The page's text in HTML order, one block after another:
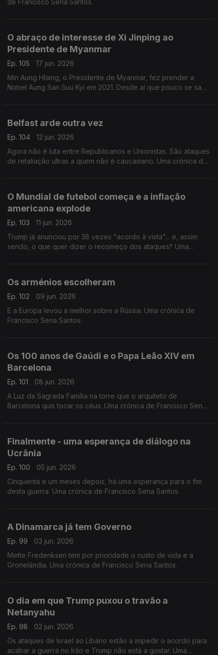
de Francisco Sena Santos.
O abraço de interesse de Xi Jinping ao
Presidente de Myanmar
Ep. 105
17 jun. 2026
Min Aung Hlaing, o Presidente de Myanmar, fez prender a
Nobel Aung San Suu Kyi em 2021. Desde aí que pouco se sabe
Belfast arde outra vez
Ep. 104
12 jun. 2026
Agora não é luta entre Republicanos e Unionistas. São ataques
de retaliação ultras a quem não é caucasiano. Uma crónica de
O Mundial de futebol começa e a inflação
americana explode
Ep. 103
11 jun. 2026
Trump já anunciou por 38 vezes "acordo à vista"... e, assim
sendo, o que quer dizer o recomeço dos ataques? Uma
Os arménios escolheram
Ep. 102
09 jun. 2026
E a Europa levou a melhor sobre a Rússia. Uma crónica de
Francisco Sena Santos.
Os 100 anos de Gaúdi e o Papa Leão XIV em
Barcelona
Ep. 101
08 jun. 2026
A Luz da Sagrada Família na torre que o arquiteto de
Barcelona quis tocar os céus. Uma crónica de Francisco Sena
Finalmente - uma esperança de diálogo na
Ucrânia
Ep. 100
05 jun. 2026
Cinquenta e um meses depois, há uma esperança para o fim
desta guerra. Uma crónica de Francisco Sena Santos.
A Dinamarca já tem Governo
Ep. 99
03 jun. 2026
Mette Frederiksen tem por prioridade o custo de vida e a
Gronelândia. Uma crónica de Francisco Sena Santos.
O dia em que Trump puxou o travão a
Netanyahu
Ep. 98
02 jun. 2026
Os ataques de Israel ao Líbano estão a impedir o acordo para
acabar a guerra no Irão e Trump não está a gostar. Uma